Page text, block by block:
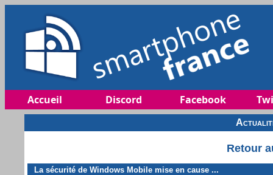
Accueil Discord Facebook
Retour
La sécurité de Windows Mobile mise en cause ...